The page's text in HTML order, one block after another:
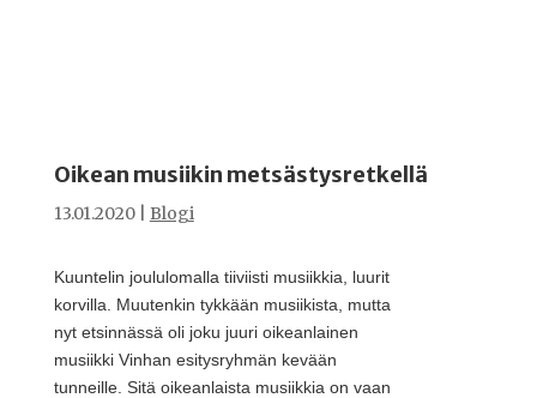
Oikean musiikin metsästysretkellä
13.01.2020| Blogi
Kuuntelin joululomalla tiiviisti musiikkia, luurit
korvilla. Muutenkin tykkään musiikista, mutta
nyt etsinnässä oli joku juuri oikeanlainen
musiikki Vinhan esitysryhmän kevään
tunneille. Sitä oikeanlaista musiikkia on vaan